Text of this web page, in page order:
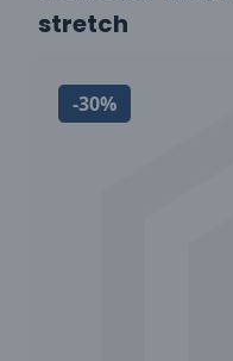
stretch
-30%